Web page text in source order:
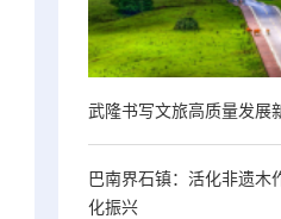
武隆书写文旅高质量发展
巴南界石镇：活化非遗木
化振兴